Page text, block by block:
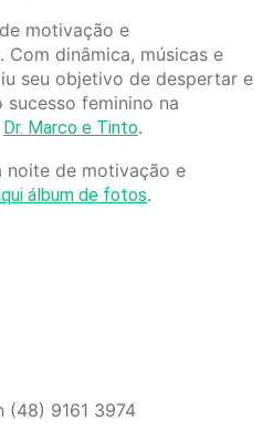
motivação e
dinâmica, músicas e
seu objetivo de despertar e
feminino na
Dr. Marco e Tinto.
noite de motivação e
álbum de fotos.
(48) 9161 3974